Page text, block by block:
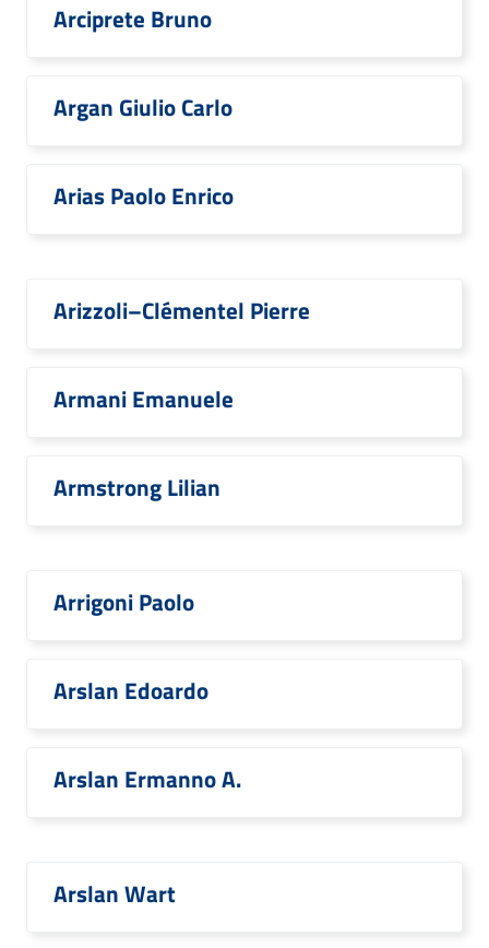
Arciprete Bruno
Argan Giulio Carlo
Arias Paolo Enrico
Arizzoli–Clémentel Pierre
Armani Emanuele
Armstrong Lilian
Arrigoni Paolo
Arslan Edoardo
Arslan Ermanno A.
Arslan Wart